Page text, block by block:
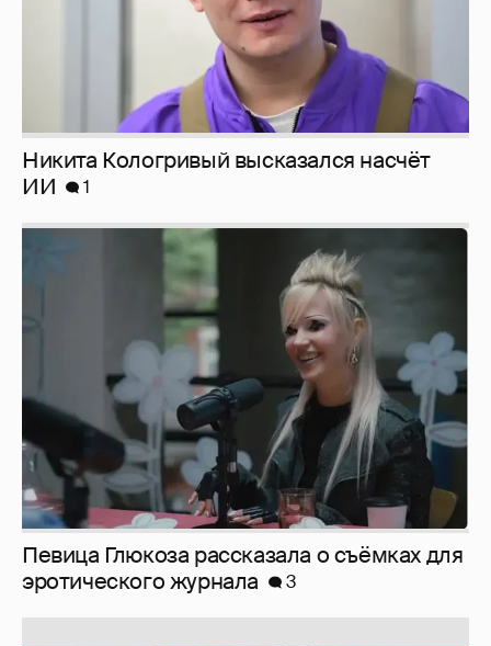
Никита Кологривый высказался насчёт
ИИ
1
Певица Глюкоза рассказала о съёмках для
эротического журнала
3